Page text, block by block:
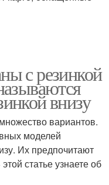
с резинкой
внизу
вариантов.
моделей
Их предпочитают
статье узнаете об